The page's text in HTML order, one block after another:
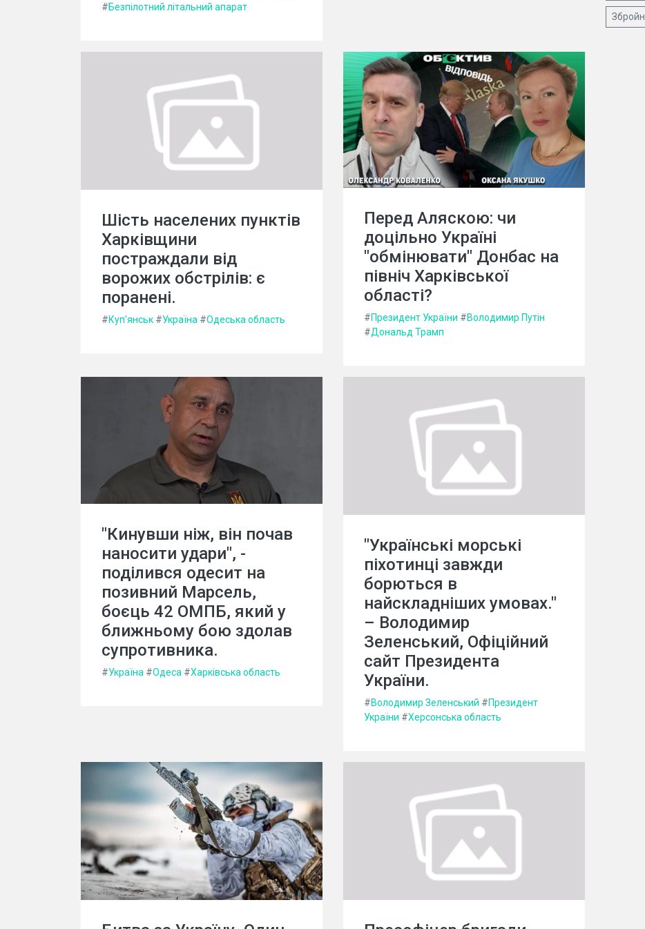
#Безпілотний літальний апарат
Шість населених пунктів
Харківщини
постраждали від
ворожих обстрілів: є
поранені.
#Куп'янськ #Україна #Одеська область
Перед Аляскою: чи
доцільно Україні
"обмінювати" Донбас на
північ Харківської
області?
#Президент України #Володимир Путін
#Дональд Трамп
"Кинувши ніж, він почав
наносити удари", -
поділився одесит на
позивний Марсель,
боєць 42 ОМПБ, який у
ближньому бою здолав
супротивника.
#Україна #Одеса #Харківська область
"Українські морські
піхотинці завжди
борються в
найскладніших умовах."
– Володимир
Зеленський, Офіційний
сайт Президента
України.
#Володимир Зеленський #Президент
України #Херсонська область